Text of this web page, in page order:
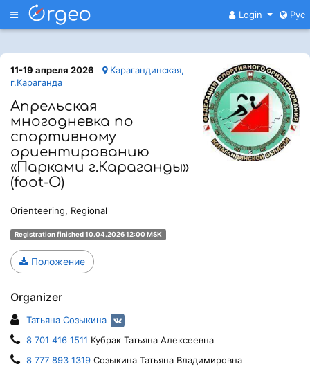
Меню Login Рус
11-19 апреля 2026
Карагандинская,
г.Караганда
Апрельская
многодневка по
спортивному
ориентированию
«Парками г.Караганды»
(foot-O)
Orienteering, Regional
Registration finished 10.04.2026 12:00 MSK
Положение
Organizer
Татьяна Созыкина
8 701 416 1511 Кубрак Татьяна Алексеевна
8 777 893 1319 Созыкина Татьяна Владимировна